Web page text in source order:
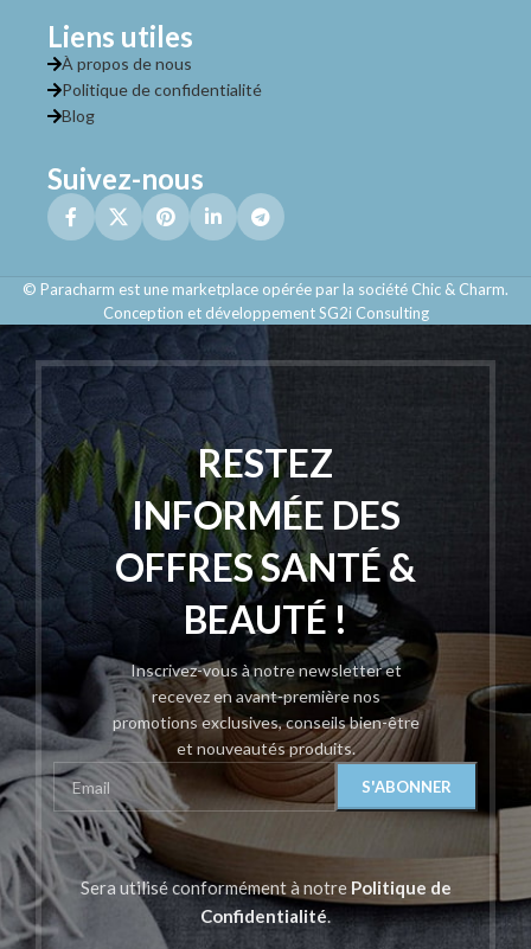
Liens utiles
À propos de nous
Politique de confidentialité
Blog
Suivez-nous
© Paracharm est une marketplace opérée par la société Chic & Charm.
Conception et développement SG2i Consulting
RESTEZ
INFORMÉE DES
OFFRES SANTÉ &
BEAUTÉ !
Inscrivez-vous à notre newsletter et
recevez en avant-première nos
promotions exclusives, conseils bien-être
et nouveautés produits.
Sera utilisé conformément à notre Politique de
Confidentialité.